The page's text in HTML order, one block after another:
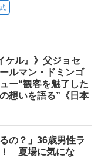
ケル』》父ジョセ
ルマン・ドミンゴ
ー“観客を魅了した
想いを語る”《日本
の？」36歳男性ラ
！ 夏場に気にな